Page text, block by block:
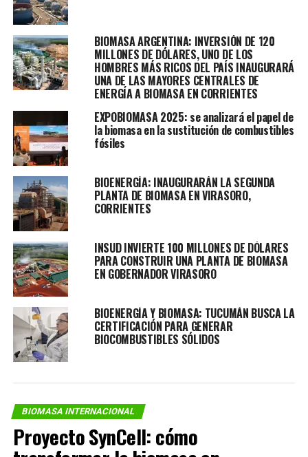
La biomasa se suma a otras fuentes de energías
renovables como las que se encuentran en ríos y mares,
en el viento, el sol o en las entrañas terrestres. Según la
Asociación Europea de Biomasa, ya representa más de
la mitad de toda la energía renovable consumida en
Europa. Además, genera cerca de 700.000 empleos en el
continente. Casi la mitad de estos empleos están
destinados a la producción de biocombustibles sólidos
como pellets, astillas, huesos de aceituna o leña.
BIOMASA ARGENTINA: INVERSIÓN DE 120
MILLONES DE DÓLARES, UNO DE LOS
HOMBRES MÁS RICOS DEL PAÍS INAUGURARÁ
UNA DE LAS MAYORES CENTRALES DE
ENERGÍA A BIOMASA EN CORRIENTES
EXPOBIOMASA 2025: se analizará el papel de
la biomasa en la sustitución de combustibles
fósiles
BIOENERGÍA: INAUGURARÁN LA SEGUNDA
PLANTA DE BIOMASA EN VIRASORO,
CORRIENTES
INSUD INVIERTE 100 MILLONES DE DÓLARES
PARA CONSTRUIR UNA PLANTA DE BIOMASA
EN GOBERNADOR VIRASORO
BIOENERGÍA Y BIOMASA: TUCUMÁN BUSCA LA
CERTIFICACIÓN PARA GENERAR
BIOCOMBUSTIBLES SÓLIDOS
BIOMASA INTERNACIONAL
Proyecto SynCell: cómo